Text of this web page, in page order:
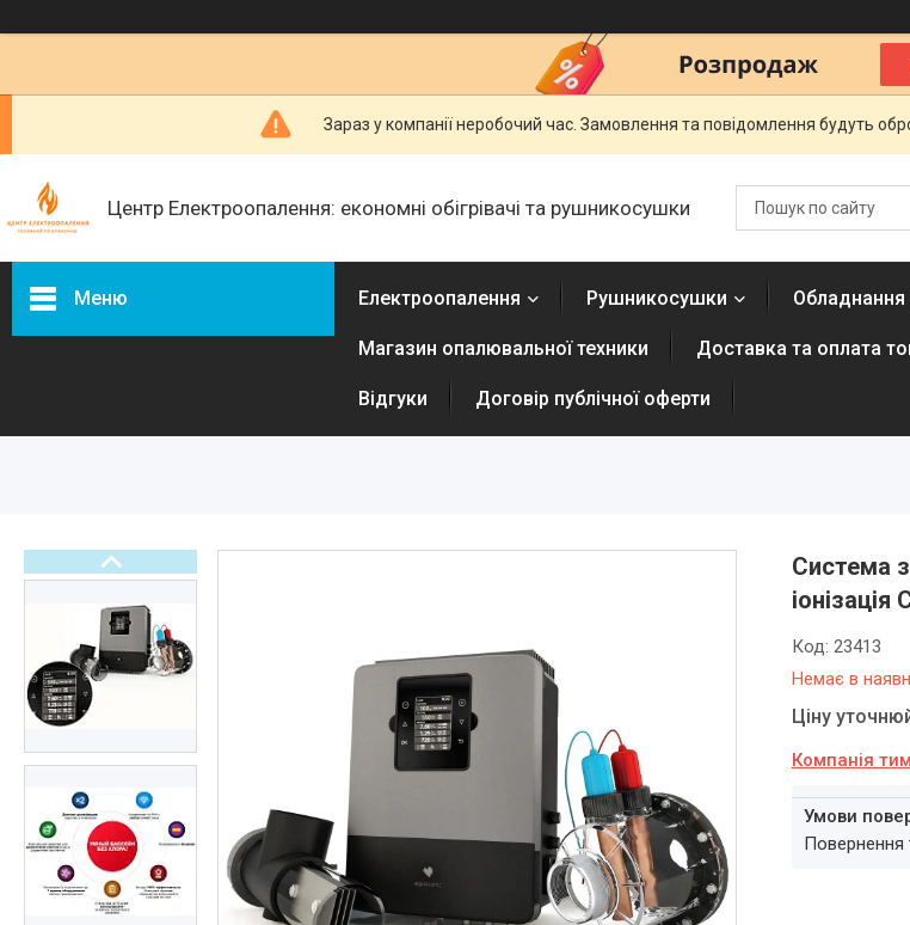
Зараз у компанії неробочий час. Замовлення та повідомлення будуть
Центр Електроопалення: економні обігрівачі та рушникосушки
Меню
Електричні рушникосушки
Тепла електрична підлога
Обладнання для басейнів
Електроопалення Рушникосушки Обладнання
Магазин опалювальної техники Доставка та оплата
Відгуки Договір публічної оферти
Система
Немає в
Код: 23413
Ціну
Компанія